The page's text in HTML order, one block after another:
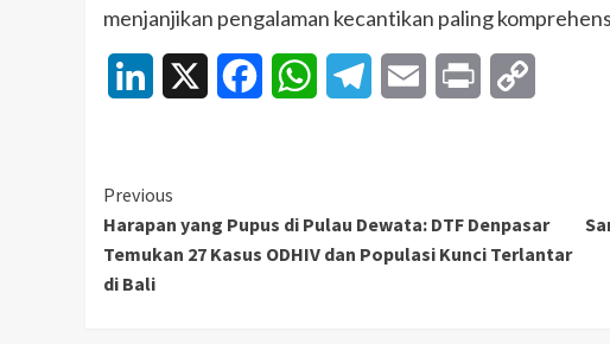
menjanjikan pengalaman kecantikan paling
LinkedIn FacebookWhatsAppTelegramEmail Print
Continue
Reading
Previous
Harapan yang Pupus di Pulau Dewata: DTF Denpasar
Temukan 27 Kasus ODHIV dan Populasi Kunci Terlantar
di Bali